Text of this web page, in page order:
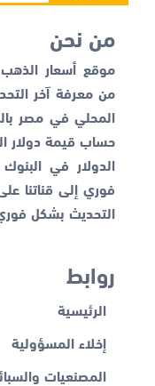
من نحن
موقع أسعار
من معرفة آخر
المحلي في مصر
حساب قيمة دولار
الدولار في البنوك
فوري إلى قناتنا
التحديث بشكل
روابط
الرئيسية
إخلاء المسؤولية
المصنعيات